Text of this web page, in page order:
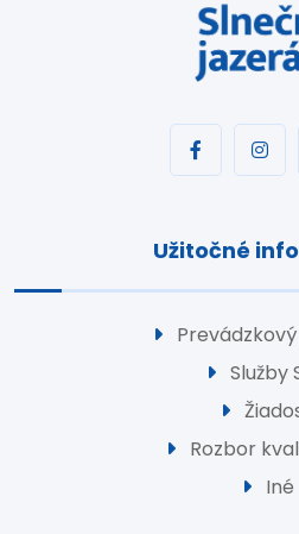
Užitočné
Služby
Rozbor
Iné